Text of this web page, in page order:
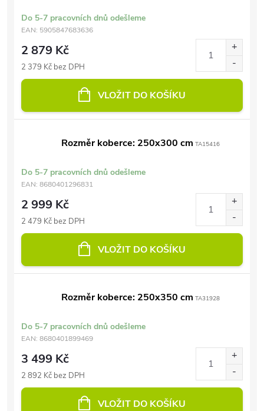
Do 5-7 pracovních dnů odešleme
EAN: 5905847683636
2 879 Kč
2 379 Kč bez DPH
VLOŽIT DO KOŠÍKU
Rozměr koberce: 250x300 cm TA15416
Do 5-7 pracovních dnů odešleme
EAN: 8680401296831
2 999 Kč
2 479 Kč bez DPH
VLOŽIT DO KOŠÍKU
Rozměr koberce: 250x350 cm TA31928
Do 5-7 pracovních dnů odešleme
EAN: 8680401899469
3 499 Kč
2 892 Kč bez DPH
VLOŽIT DO KOŠÍKU